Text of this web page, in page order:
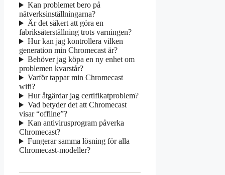
Kan problemet bero på
nätverksinställningarna?
Är det säkert att göra en
fabriksåterställning trots varningen?
Hur kan jag kontrollera vilken
generation min Chromecast är?
Behöver jag köpa en ny enhet om
problemen kvarstår?
Varför tappar min Chromecast
wifi?
Hur åtgärdar jag certifikatproblem?
Vad betyder det att Chromecast
visar “offline”?
Kan antivirusprogram påverka
Chromecast?
Fungerar samma lösning för alla
Chromecast-modeller?